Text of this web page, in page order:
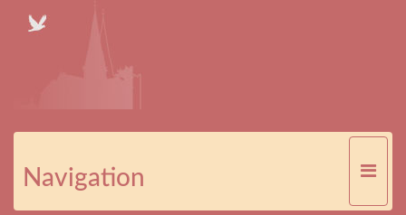
Navigation